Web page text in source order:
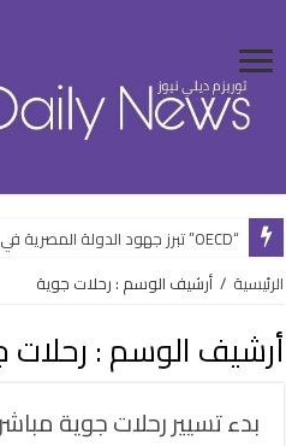
“OECD” تبرز جهود الدولة المصرية في تطوير القطاع السياحي وتحويله رقمياً
“الشباب” تفتتح فعاليات الأنشطة
الرئيسية / أرشيف الوسم : رحلات جوية
أرشيف الوسم : رحلات
بدء تسيير رحلات جوية